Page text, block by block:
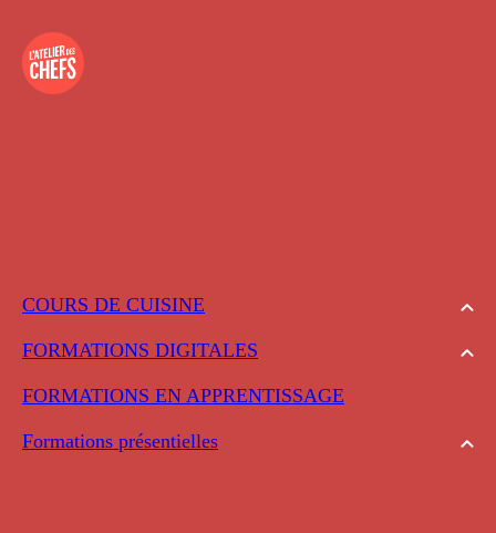
COURS DE CUISINE
FORMATIONS DIGITALES
FORMATIONS EN APPRENTISSAGE
Formations présentielles